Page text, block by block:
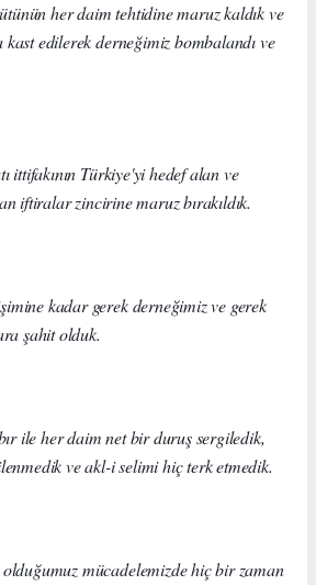
her daim tehtidine maruz kaldık ve
kast edilerek derneğimiz bombalandı ve
ittifakının Türkiye'yi hedef alan ve
iftiralar zincirine maruz bırakıldık.
kadar gerek derneğimiz ve gerek
şahit olduk.
ile her daim net bir duruş sergiledik,
ve akl-i selimi hiç terk etmedik.
olduğumuz mücadelemizde hiç bir zaman